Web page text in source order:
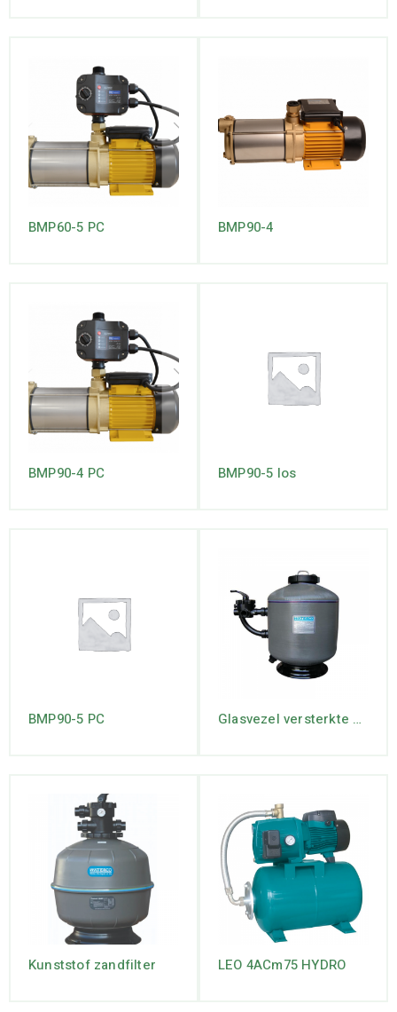
BMP60-5 PC BMP90-4
BMP90-4 PC BMP90-5 los
BMP90-5 PC Glasvezel versterkte zandfilter.
Kunststof zandfilter LEO 4ACm75 HYDRO